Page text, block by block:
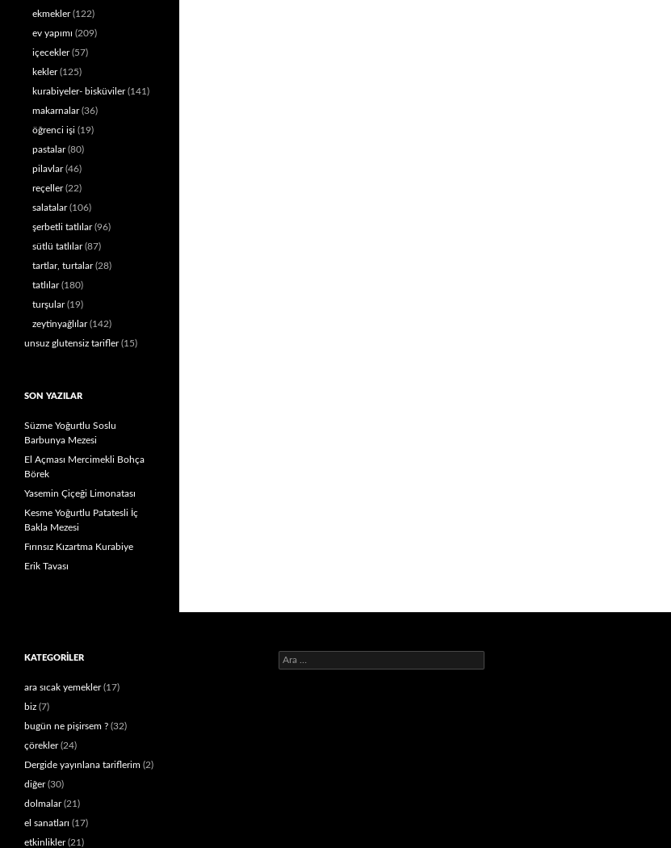
ekmekler(122)
ev yapımı (209)
içecekler(57)
kekler(125)
kurabiyeler- bisküviler(141)
makarnalar(36)
öğrenci işi (19)
pastalar(80)
pilavlar(46)
reçeller(22)
salatalar(106)
şerbetli tatlılar(96)
sütlü tatlılar(87)
tartlar, turtalar(28)
tatlılar(180)
turşular(19)
zeytinyağlılar(142)
unsuz glutensiz tarifler(15)
SON YAZILAR
Süzme Yoğurtlu Soslu
Barbunya Mezesi
El Açması Mercimekli Bohça
Börek
Yasemin Çiçeği Limonatası
Kesme Yoğurtlu Patatesli İç
Bakla Mezesi
Fırınsız Kızartma Kurabiye
Erik Tavası
KATEGORILER
ara sıcak yemekler(17)
biz (7)
bugün ne pişirsem ? (32)
çörekler(24)
Dergide yayınlana tariflerim (2)
diğer(30)
dolmalar(21)
el sanatları (17)
etkinlikler(21)
Arama: